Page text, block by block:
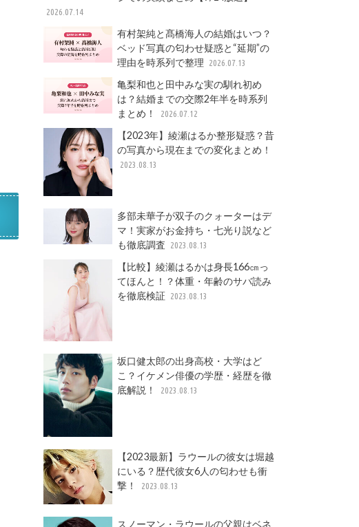
2026.07.14
有村架純と髙橋海人の結婚はいつ？
ベッド写真の匂わせ疑惑と“延期”の
理由を時系列で整理
2026.07.13
亀梨和也と田中みな実の馴れ初め
は？結婚までの交際2年半を時系列
まとめ！
2026.07.12
【2023年】綾瀬はるか整形疑惑？昔
の写真から現在までの変化まとめ！
2023.08.13
多部未華子が双子のクォーターはデ
マ！実家がお金持ち・七光り説など
も徹底調査
2023.08.13
【比較】綾瀬はるかは身長166㎝っ
てほんと！？体重・年齢のサバ読み
を徹底検証 2023.08.13
坂口健太郎の出身高校・大学はど
こ？イケメン俳優の学歴・経歴を徹
底解説！
2023.08.13
【2023最新】ラウールの彼女は堀越
にいる？歴代彼女6人の匂わせも衝
撃！
2023.08.13
スノーマン・ラウールの父親はベネ